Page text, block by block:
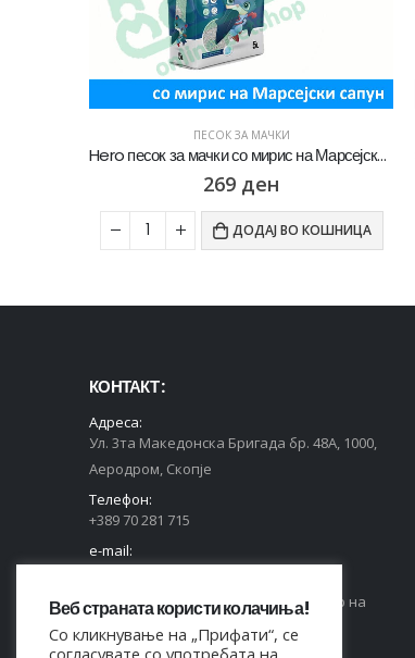
ПЕСОК ЗА МАЧКИ
Sanicat Active White Песок за мачки со мирис на Лотусов цвет [Кутија 6л]
492 ден
ДОДАЈ ВО КОШНИЦА
КОНТАКТ :
Адреса:
Ул. 3та Македонска Бригада бр. 48А, 1000,
Аеродром, Скопје
Телефон:
+389 70 281 715
e-mail:
contact@markas.mk
Регистриран во Централен Регистар на
РСМ, ЕДБ 4044021518150.
Веб страната користи колачиња!
Со кликнување на „Прифати“, се
согласувате со употребата на